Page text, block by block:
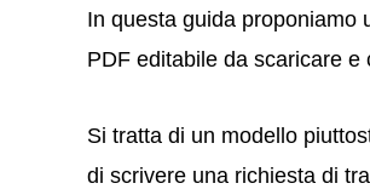
In questa guida proponiamo
PDF editabile da scaricare e
Si tratta di un modello
di scrivere una richiesta di